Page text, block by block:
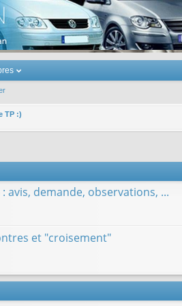
Touran
TP :)
avis, demande, observations, ...
et "croisement"